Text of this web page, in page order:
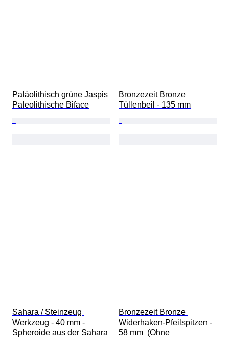
Paläolithisch grüne Jaspis
Paleolithische Biface
Bronzezeit Bronze
Tüllenbeil - 135 mm
Sahara / Steinzeug
Werkzeug - 40 mm -
Spheroide aus der Sahara
Bronzezeit Bronze
Widerhaken-Pfeilspitzen -
58 mm  (Ohne